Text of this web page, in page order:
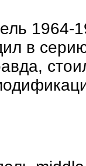
1964-
в